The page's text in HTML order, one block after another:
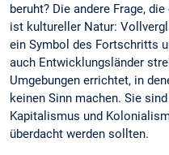
beruht? Die andere Frage,
ist kultureller Natur:
ein Symbol des Fortschritts
auch Entwicklungsländer
Umgebungen errichtet, in
keinen Sinn machen. Sie
Kapitalismus und
überdacht werden sollten.